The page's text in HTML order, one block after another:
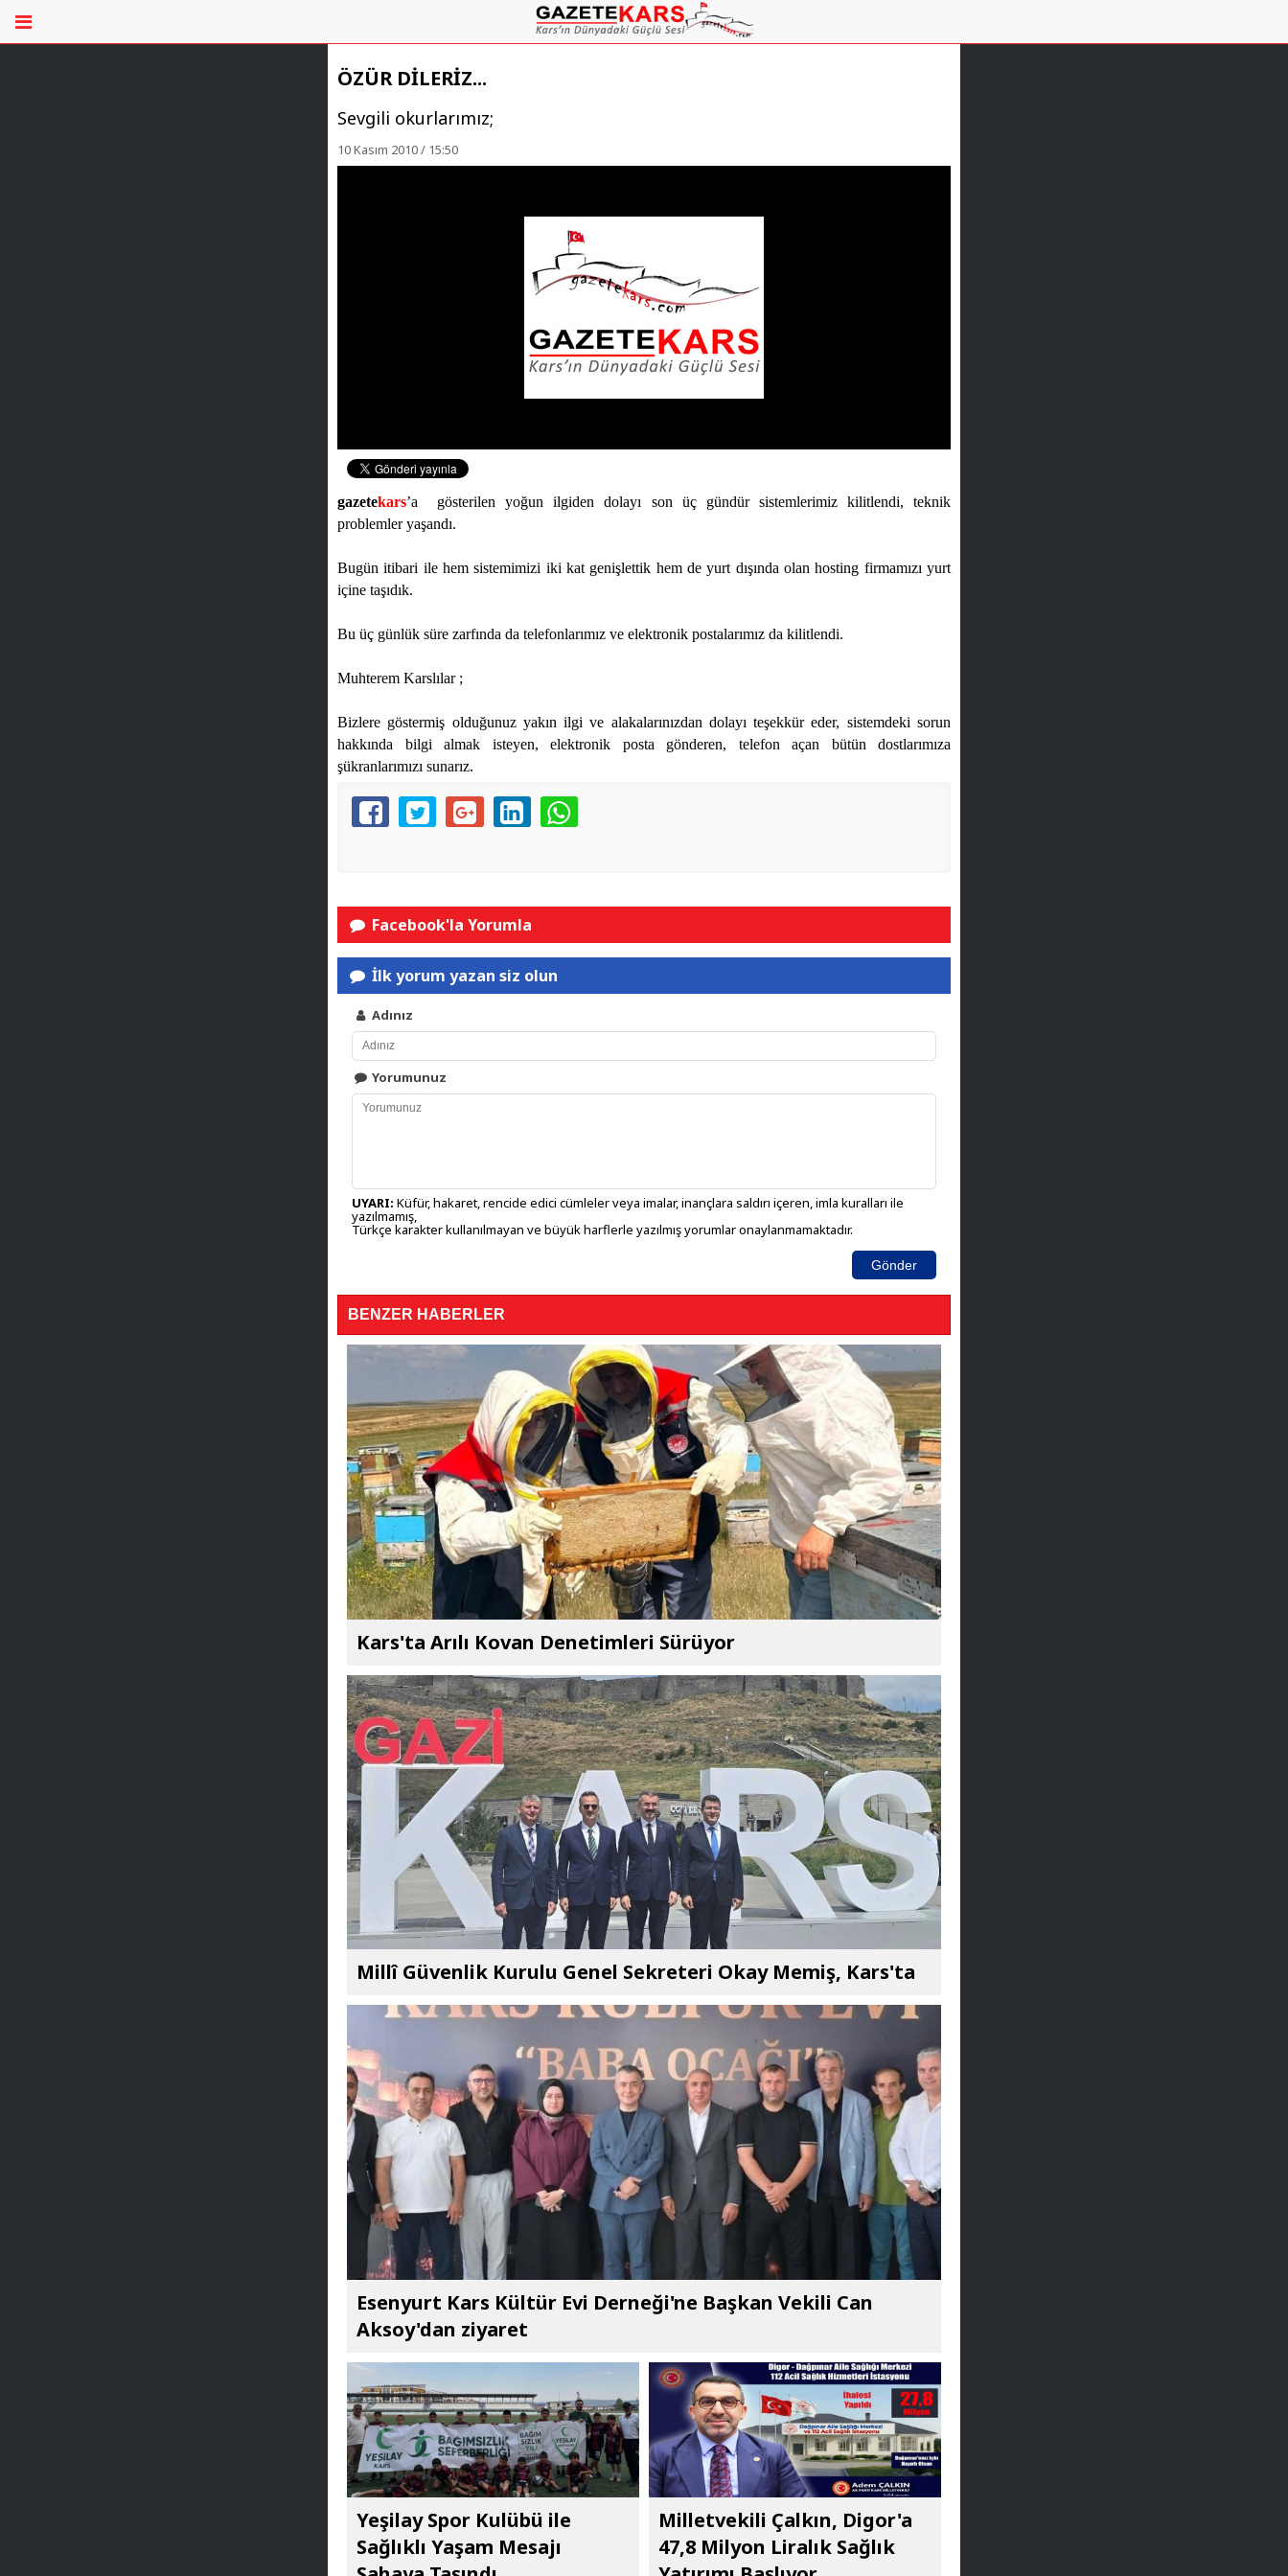
ÖZÜR DİLERİZ...
Sevgili okurlarımız;
10 Kasım 2010 / 15:50
gazetekars’a
gösterilen yoğun ilgiden dolayı son üç gündür sistemlerimiz kilitlendi, teknik
problemler yaşandı.
Bugün itibari ile hem sistemimizi iki kat genişlettik hem de yurt dışında olan hosting firmamızı yurt
içine taşıdık.
Bu üç günlük süre zarfında da telefonlarımız ve elektronik postalarımız da kilitlendi.
Muhterem Karslılar ;
Bizlere göstermiş olduğunuz yakın ilgi ve alakalarınızdan dolayı teşekkür eder, sistemdeki sorun
hakkında bilgi almak isteyen, elektronik posta gönderen, telefon açan bütün dostlarımıza
şükranlarımızı sunarız.
Facebook'la Yorumla
İlk yorum yazan siz olun
Adınız
Yorumunuz
UYARI: Küfür, hakaret, rencide edici cümleler veya imalar, inançlara saldırı içeren, imla kuralları ile
yazılmamış,
Türkçe karakter kullanılmayan ve büyük harflerle yazılmış yorumlar onaylanmamaktadır.
Gönder
BENZER HABERLER
Kars'ta Arılı Kovan Denetimleri Sürüyor
Millî Güvenlik Kurulu Genel Sekreteri Okay Memiş, Kars'ta
Esenyurt Kars Kültür Evi Derneği'ne Başkan Vekili Can
Aksoy'dan ziyaret
Yeşilay Spor Kulübü ile
Sağlıklı Yaşam Mesajı
Milletvekili Çalkın, Digor'a
47,8 Milyon Liralık Sağlık